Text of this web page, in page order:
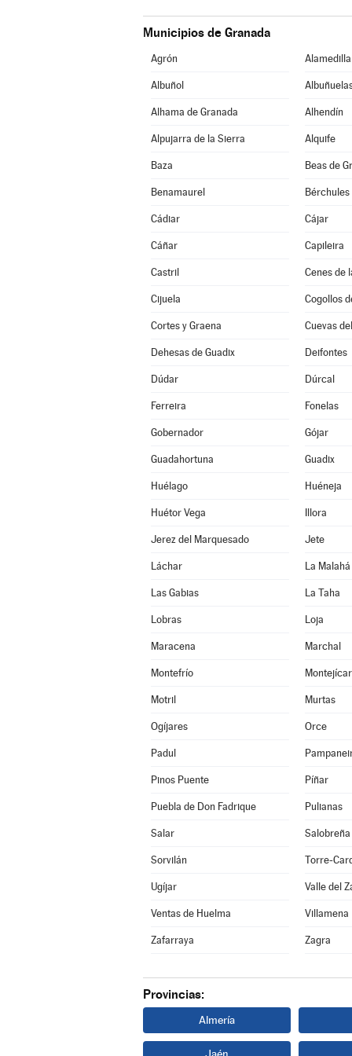
Municipios de Granada
Agrón Alamedilla
Albuñol
Alhama de Granada Alhendín
Alpujarra de la Sierra Alquife
Baza Beas de
Benamaurel Bérchules
Cádiar Cájar
Cáñar Capileira
Castril Cenes de
Cijuela Cogollos
Cortes y Graena Cuevas
Dehesas de Guadix Deifontes
Dúdar Dúrcal
Ferreira Fonelas
Gobernador Gójar
Guadahortuna Guadix
Huélago Huéneja
Huétor Vega Illora
Jerez del Marquesado Jete
Láchar La Malahá
Las Gabias La Taha
Lobras Loja
Maracena Marchal
Montefrío Montejícar
Motril Murtas
Ogíjares Orce
Padul
Pinos Puente Píñar
Puebla de Don Fadrique Pulianas
Salar Salobreña
Sorvilán Torre-
Ugíjar Valle del
Ventas de Huelma Villamena
Zafarraya Zagra
Provincias:
Almería